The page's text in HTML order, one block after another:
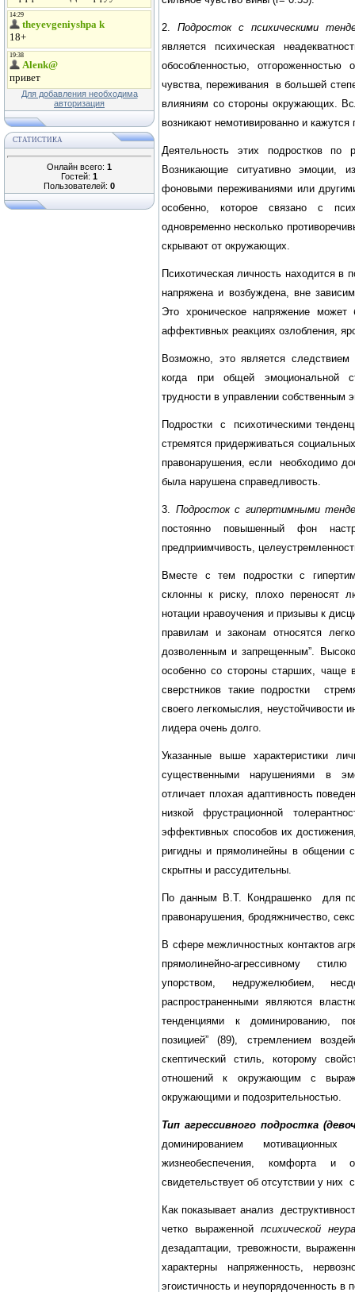
Для добавления необходима
авторизация
СТАТИСТИКА
Онлайн всего: 1
Гостей: 1
Пользователей: 0
2. Подросток с психическими
является психическая
обособленностью,
чувства, переживания в большей
влияниям со стороны окружающих.
возникают немотивированно и
Деятельность этих подростков по
Возникающие ситуативно эмоции,
фоновыми переживаниями или
особенно, которое связано с
одновременно несколько
скрывают от окружающих.
Психотическая личность находится в
напряжена и возбуждена, вне
Это хроническое напряжение
аффективных реакциях озлобления,
Возможно, это является следствием
когда при общей эмоциональной
трудности в управлении собственным
Подростки с психотическими
стремятся придерживаться
правонарушения, если необходимо
была нарушена справедливость.
3. Подросток с гипертимными
постоянно повышенный фон
предприимчивость,
Вместе с тем подростки с
склонны к риску, плохо переносят
нотации нравоучения и призывы к
правилам и законам относятся
дозволенным и запрещенным”.
особенно со стороны старших, чаще
сверстников такие подростки
своего легкомыслия, неустойчивости
лидера очень долго.
Указанные выше характеристики
существенными нарушениями в
отличает плохая адаптивность
низкой фрустрационной
эффективных способов их
ригидны и прямолинейны в общении
скрытны и рассудительны.
По данным В.Т. Кондрашенко для
правонарушения, бродяжничество,
В сфере межличностных контактов
прямолинейно-агрессивному
упорством, недружелюбием,
распространенными являются
тенденциями к доминированию,
позицией” (89), стремлением
скептический стиль, которому
отношений к окружающим с
окружающими и подозрительностью.
Тип агрессивного подростка
доминированием
жизнеобеспечения, комфорта и
свидетельствует об отсутствии у них
Как показывает анализ
четко выраженной психической
дезадаптации, тревожности,
характерны напряженность,
эгоистичность и неупорядоченность в